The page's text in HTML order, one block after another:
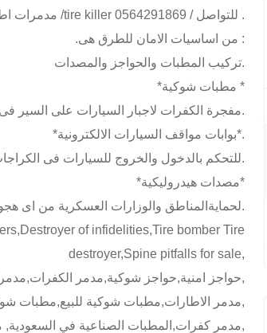
مدمرات اطارات السيارات /tire killer للتواصل / 0564291869 .
.من اساسيات الامان للطرق هى :
تركيب المطبات والحواجز والمصدات.
*مطبات شوكية *
مفجرة الكفرات لاجبار السيارات على السير فى اتجاه معين.
*بوابات مواقف السيارات الالكترونية*.
للتحكم بالدخول والخروج للسيارات فى الكراجات والمواقف.
*مصدات هيدروليكية*
لحمايةالمناطق والوزارات العسكرية من اى هجوم او اقتحام.
destroyer,Spine pitfalls for sale,
حواجز امنية,حواجز شوكية,مدمر الكفرات,مدمرات الكفرات,مفجر الاطارات,
مدمر الاطارات,مطبات شوكية للبيع,مطبات شوكية, المطب الشوكي للسيارات,
مدمر كفرات,المطبات الصناعية في السعودية, مواصفات المطبات الصناعيه,اين تباع المطبات الصناعيه,